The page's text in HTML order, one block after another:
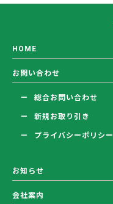
HOME
お問い合わせ
総合お問い合わせ
新規お取り引き
プライバシーポリシー
お知らせ
会社案内